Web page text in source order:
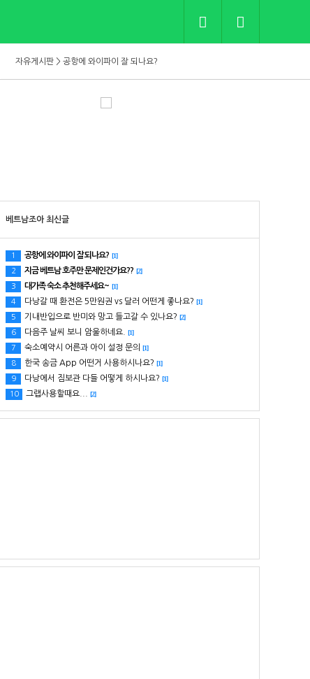
자유게시판 > 공항에 와이파이 잘 되나요?
베트남조아 최신글
1 공항에 와이파이 잘 되나요? [1]
2
지금 베트남 호주만 문제인건가요?? [2]
3
대가족 숙소 추천해주세요~ [1]
4
다낭갈 때 환전은 5만원권 vs 달러 어떤게 좋나요? [1]
5
기내반입으로 반미와 망고 들고갈 수 있나요? [2]
6
다음주 날씨 보니 암울하네요. [1]
7
숙소예약시 어른과 아이 설정 문의 [1]
8
한국 송금 App 어떤거 사용하시나요? [1]
9
다낭에서 짐보관 다들 어떻게 하시나요? [1]
10
그랩사용할때요... [2]